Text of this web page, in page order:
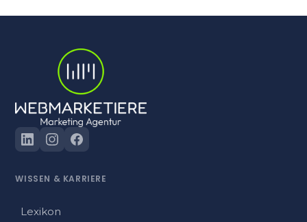
WISSEN & KARRIERE
Lexikon